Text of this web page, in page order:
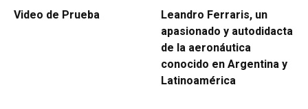
Video de Prueba
Leandro Ferraris, un
apasionado y autodidacta
de la aeronáutica
conocido en Argentina y
Latinoamérica